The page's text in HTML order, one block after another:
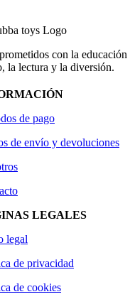
con la
la lectura y la diversión.
de pago
de envío y devoluciones
LEGALES
legal
de privacidad
de cookies